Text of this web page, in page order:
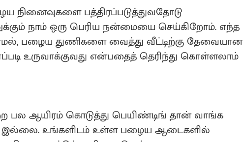
நினைவுகளை பத்திரப்படுத்துவதோடு
நாம் ஒரு பெரிய நன்மையை செய்கிறோம். எந்த
பழைய துணிகளை வைத்து வீட்டிற்கு தேவையான
உருவாக்குவது என்பதைத் தெரிந்து கொள்ளலாம்
பல ஆயிரம் கொடுத்து பெயிண்டிங் தான் வாங்க
உங்களிடம் உள்ள பழைய ஆடைகளில்